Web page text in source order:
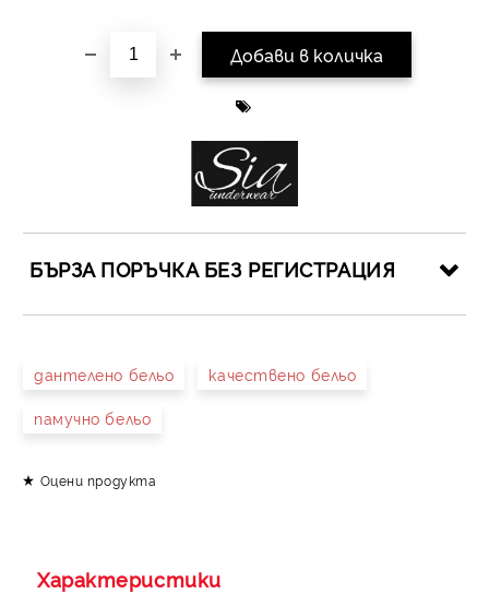
БЪРЗА ПОРЪЧКА БЕЗ РЕГИСТРАЦИЯ
дантелено бельо качествено бельо
памучно бельо
Оцени продукта
Характеристики